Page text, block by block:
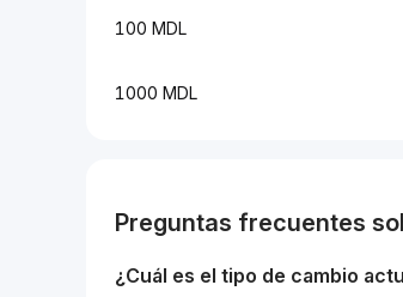
100 MDL
1000 MDL
Preguntas frecuentes
¿Cuál es el tipo de cambio